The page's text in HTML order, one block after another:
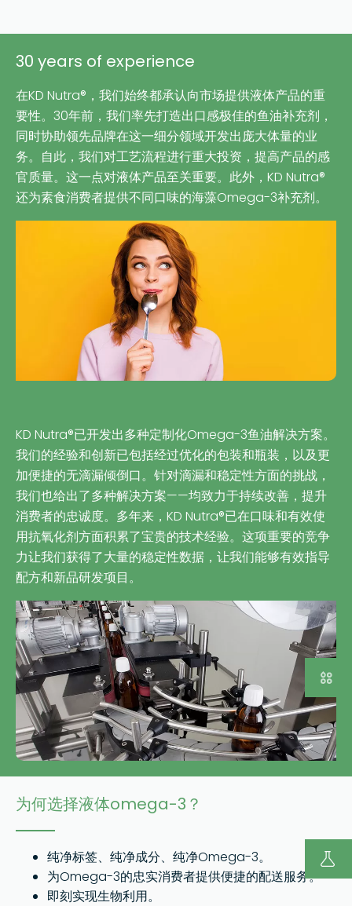
30 years of experience
在KD Nutra®，我们始终都承认向市场提供液体产品的重
要性。30年前，我们率先打造出口感极佳的鱼油补充剂，
同时协助领先品牌在这一细分领域开发出庞大体量的业
务。自此，我们对工艺流程进行重大投资，提高产品的感
官质量。这一点对液体产品至关重要。此外，KD Nutra®
还为素食消费者提供不同口味的海藻Omega-3补充剂。
KD Nutra®已开发出多种定制化Omega-3鱼油解决方案。
我们的经验和创新已包括经过优化的包装和瓶装，以及更
加便捷的无滴漏倾倒口。针对滴漏和稳定性方面的挑战，
我们也给出了多种解决方案——均致力于持续改善，提升
消费者的忠诚度。多年来，KD Nutra®已在口味和有效使
用抗氧化剂方面积累了宝贵的技术经验。这项重要的竞争
力让我们获得了大量的稳定性数据，让我们能够有效指导
配方和新品研发项目。
为何选择液体omega-3？
纯净标签、纯净成分、纯净Omega-3。
为Omega-3的忠实消费者提供便捷的配送服务。
即刻实现生物利用。
部分
请访问德国 KD 集团网站
Copyright © 2023 | KD Pharma Group SA PRIVACY POLICY